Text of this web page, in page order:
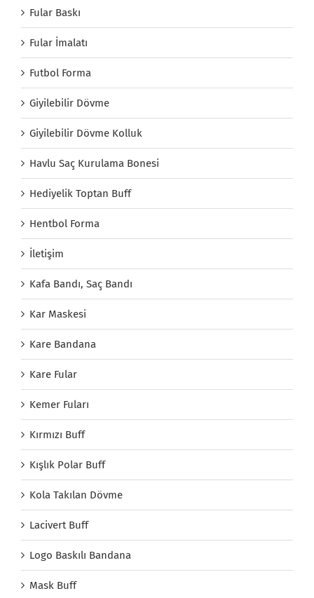
Fular Baskı
Fular İmalatı
Futbol Forma
Giyilebilir Dövme
Giyilebilir Dövme Kolluk
Havlu Saç Kurulama Bonesi
Hediyelik Toptan Buff
Hentbol Forma
İletişim
Kafa Bandı, Saç Bandı
Kar Maskesi
Kare Bandana
Kare Fular
Kemer Fuları
Kırmızı Buff
Kışlık Polar Buff
Kola Takılan Dövme
Lacivert Buff
Logo Baskılı Bandana
Mask Buff